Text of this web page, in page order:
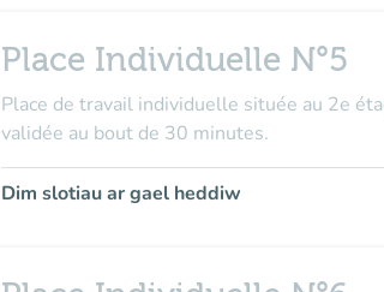
Place Individuelle N°5
Place de travail individuelle située au 2e
validée au bout de 30 minutes.
Dim slotiau ar gael heddiw